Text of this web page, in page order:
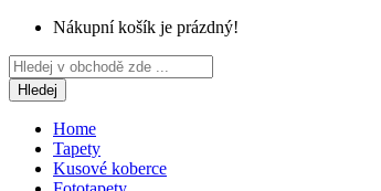
Nákupní košík je prázdný!
Hledej
Home
Tapety
Kusové koberce